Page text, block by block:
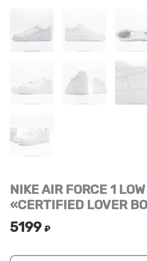
NIKE AIR FORCE 1
«CERTIFIED LOVER
5199 ₽